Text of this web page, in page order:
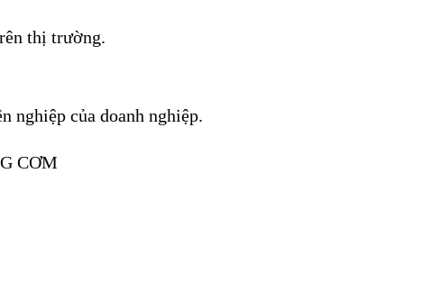
thị trường.
nghiệp của doanh nghiệp.